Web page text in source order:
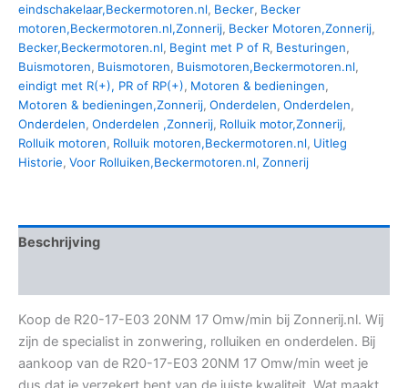
eindschakelaar,Beckermotoren.nl, Becker, Becker
motoren,Beckermotoren.nl,Zonnerij, Becker Motoren,Zonnerij,
Becker,Beckermotoren.nl, Begint met P of R, Besturingen,
Buismotoren, Buismotoren, Buismotoren,Beckermotoren.nl,
eindigt met R(+), PR of RP(+), Motoren & bedieningen,
Motoren & bedieningen,Zonnerij, Onderdelen, Onderdelen,
Onderdelen, Onderdelen ,Zonnerij, Rolluik motor,Zonnerij,
Rolluik motoren, Rolluik motoren,Beckermotoren.nl, Uitleg
Historie, Voor Rolluiken,Beckermotoren.nl, Zonnerij
Beschrijving
Koop de R20-17-E03 20NM 17 Omw/min bij Zonnerij.nl. Wij
zijn de specialist in zonwering, rolluiken en onderdelen. Bij
aankoop van de R20-17-E03 20NM 17 Omw/min weet je